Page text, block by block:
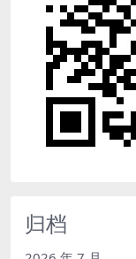
归档